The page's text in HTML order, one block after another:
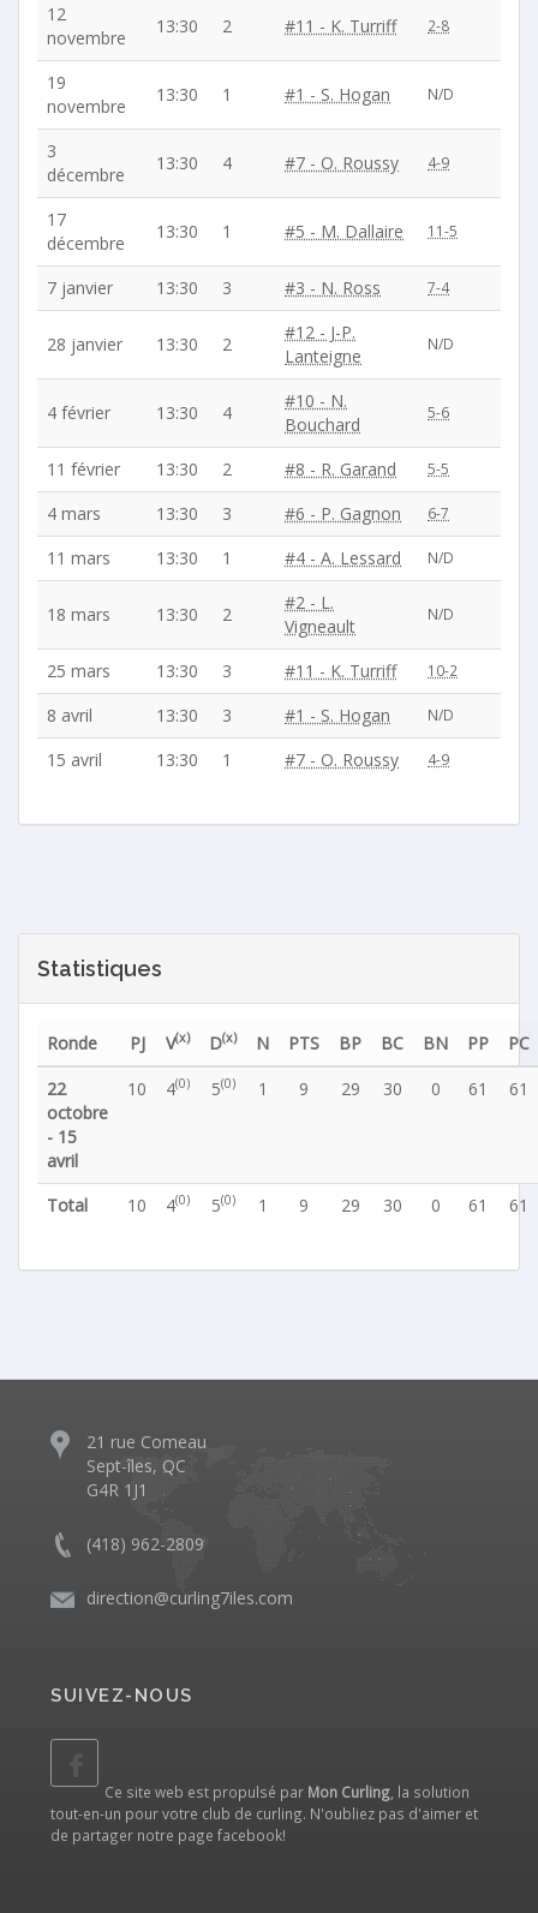
12
novembre
13:30 2 #11 - K. Turriff 2-8
19
novembre
13:30 1 #1 - S. Hogan N/D
3
décembre
13:30 4 #7 - O. Roussy 4-9
17
décembre
13:30 1 #5 - M. Dallaire 11-5
7 janvier 13:30 3 #3 - N. Ross 7-4
28 janvier 13:30 2
#12 - J-P.
Lanteigne
N/D
4 février 13:30 4
#10 - N.
Bouchard
5-6
11 février 13:30 2 #8 - R. Garand 5-5
4 mars 13:30 3 #6 - P. Gagnon 6-7
11 mars 13:30 1 #4 - A. Lessard N/D
18 mars 13:30 2
#2 - L.
Vigneault
N/D
25 mars 13:30 3 #11 - K. Turriff 10-2
8 avril 13:30 3 #1 - S. Hogan N/D
15 avril 13:30 1 #7 - O. Roussy 4-9
Statistiques
Ronde PJ V(x) D(x) N PTS BP BC BN PP
PC
22
octobre
- 15
avril
10 4(0) 5(0) 1 9 29 30 0 61 61
Total 10 4(0) 5(0) 1 9 29 30 0 61 61
21 rue Comeau
Sept-îles, QC
G4R 1J1
(418) 962-2809
direction@curling7iles.com
SUIVEZ-NOUS
Ce site web est propulsé par Mon Curling , la solution
tout-en-un pour votre club de curling. N'oubliez pas d'aimer et
de partager notre page facebook!